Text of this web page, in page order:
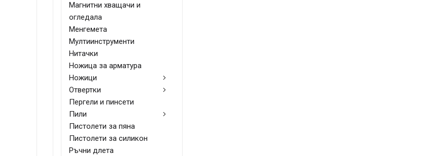
Магнитни хващачи и
огледала
Менгемета
Мултиинструменти
Нитачки
Ножица за арматура
Ножици
Отвертки
Пергели и пинсети
Пили
Пистолети за пяна
Пистолети за силикон
Ръчни длета